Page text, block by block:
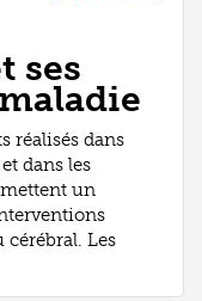
ses
réalisés dans
dans les
un
cérébral. Les